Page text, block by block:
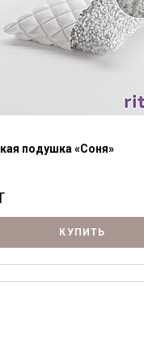
подушка «Соня»
КУПИТЬ